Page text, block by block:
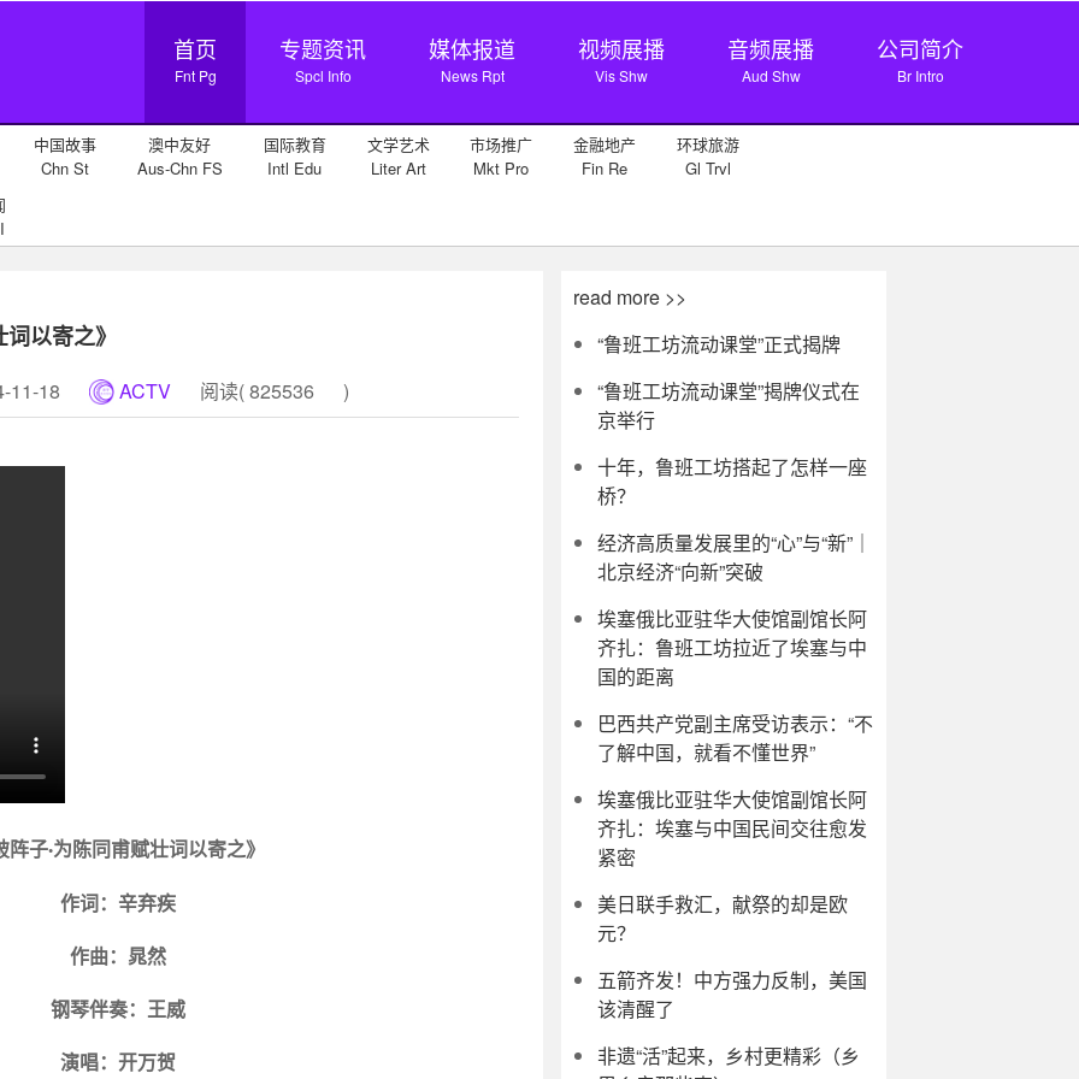
首页
Fnt Pg
专题资讯
Spcl Info
媒体报道
News Rpt
视频展播
Vis Shw
音频展播
Aud Shw
公司简介
Br Intro
中国故事
Chn St
澳中友好
Aus-Chn FS
国际教育
Intl Edu
文学艺术
Liter Art
市场推广
Mkt Pro
金融地产
Fin Re
环球旅游
Gl Trvl
以寄之》
11-18 ACTV 阅读(825536 )
阵子·为陈同甫赋壮词以寄之》
作词：辛弃疾
作曲：晁然
钢琴伴奏：王威
演唱：开万贺
read more >>
“鲁班工坊流动课堂”正式揭牌
“鲁班工坊流动课堂”揭牌仪式在
京举行
十年，鲁班工坊搭起了怎样一座
桥？
经济高质量发展里的“心”与“新”｜
北京经济“向新”突破
埃塞俄比亚驻华大使馆副馆长阿
齐扎：鲁班工坊拉近了埃塞与中
国的距离
巴西共产党副主席受访表示：“不
了解中国，就看不懂世界”
埃塞俄比亚驻华大使馆副馆长阿
齐扎：埃塞与中国民间交往愈发
紧密
美日联手救汇，献祭的却是欧
元？
五箭齐发！中方强力反制，美国
该清醒了
非遗“活”起来，乡村更精彩（乡